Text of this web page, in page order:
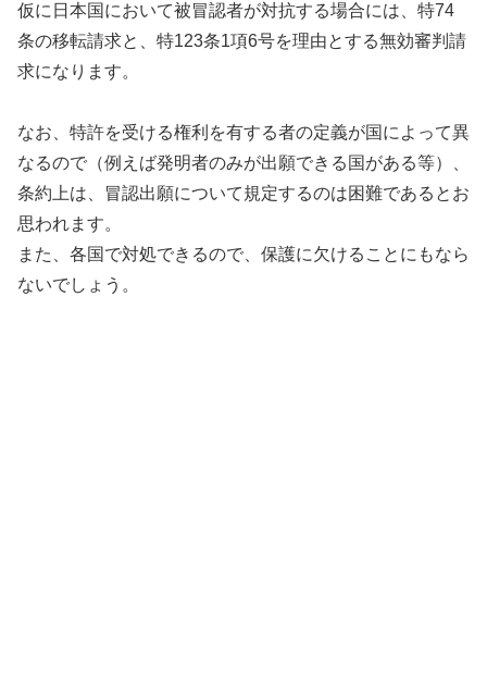
仮に日本国において被冒認者が対抗する場合には、特74
条の移転請求と、特123条1項6号を理由とする無効審判請
求になります。
なお、特許を受ける権利を有する者の定義が国によって異
なるので（例えば発明者のみが出願できる国がある等）、
条約上は、冒認出願について規定するのは困難であるとお
思われます。
また、各国で対処できるので、保護に欠けることにもなら
ないでしょう。